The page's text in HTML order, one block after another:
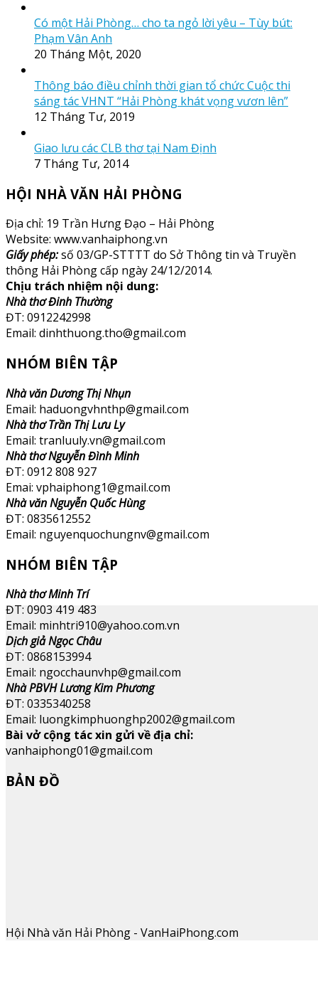
Có một Hải Phòng… cho ta ngỏ lời yêu – Tùy bút:
Phạm Vân Anh
20 Tháng Một, 2020
Thông báo điều chỉnh thời gian tổ chức Cuộc thi
sáng tác VHNT “Hải Phòng khát vọng vươn lên”
12 Tháng Tư, 2019
Giao lưu các CLB thơ tại Nam Định
7 Tháng Tư, 2014
HỘI NHÀ VĂN HẢI PHÒNG
Địa chỉ: 19 Trần Hưng Đạo – Hải Phòng
Website: www.vanhaiphong.vn
Giấy phép:số 03/GP-STTTT do Sở Thông tin và Truyền
thông Hải Phòng cấp ngày 24/12/2014.
Chịu trách nhiệm nội dung:
Nhà thơ Đinh Thường
ĐT: 0912242998
Email: dinhthuong.tho@gmail.com
NHÓM BIÊN TẬP
Nhà văn Dương Thị Nhụn
Email: haduongvhnthp@gmail.com
Nhà thơ Trần Thị Lưu Ly
Email: tranluuly.vn@gmail.com
Nhà thơ Nguyễn Đình Minh
ĐT: 0912 808 927
Emai: vphaiphong1@gmail.com
Nhà văn Nguyễn Quốc Hùng
ĐT: 0835612552
Email: nguyenquochungnv@gmail.com
NHÓM BIÊN TẬP
Nhà thơ Minh Trí
ĐT: 0903 419 483
Email: minhtri910@yahoo.com.vn
Dịch giả Ngọc Châu
ĐT: 0868153994
Email: ngocchaunvhp@gmail.com
Nhà PBVH Lương Kim Phương
ĐT: 0335340258
Email: luongkimphuonghp2002@gmail.com
Bài vở cộng tác xin gửi về địa chỉ:
vanhaiphong01@gmail.com
BẢN ĐỒ
Hội Nhà văn Hải Phòng - VanHaiPhong.com